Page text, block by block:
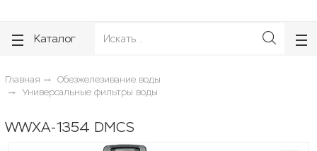
Каталог
Главная
Обезжелезивание воды
Универсальные фильтры воды
WWXA-1354 DMCS